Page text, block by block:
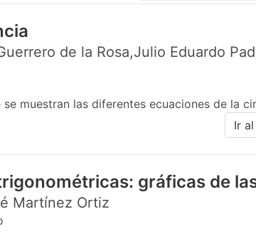
de la Rosa,Julio Eduardo
se muestran las diferentes ecuaciones de la
Ir
gráficas de
Martínez Ortiz